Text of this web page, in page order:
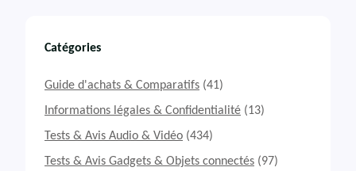
Catégories
Guide d'achats & Comparatifs (41)
Informations légales & Confidentialité (13)
Tests & Avis Audio & Vidéo (434)
Tests & Avis Gadgets & Objets connectés (97)